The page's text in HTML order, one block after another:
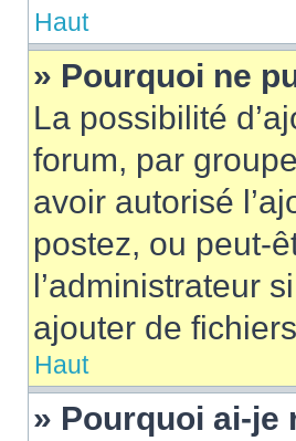
Haut
» Pourquoi ne
La possibilité
forum, par
avoir autorisé
postez, ou peut-
l’administrateur
ajouter de
Haut
» Pourquoi ai-je